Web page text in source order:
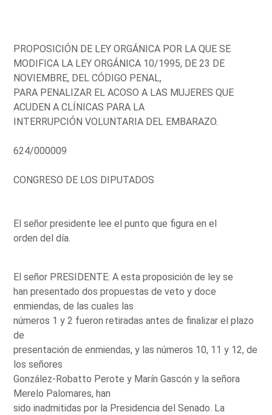
PROPOSICIÓN DE LEY ORGÁNICA POR LA QUE SE
MODIFICA LA LEY ORGÁNICA 10/1995, DE 23 DE
NOVIEMBRE, DEL CÓDIGO PENAL,
PARA PENALIZAR EL ACOSO A LAS MUJERES QUE
ACUDEN A CLÍNICAS PARA LA
INTERRUPCIÓN VOLUNTARIA DEL EMBARAZO.
624/000009
CONGRESO DE LOS DIPUTADOS
El señor presidente lee el punto que figura en el
orden del día.
El señor PRESIDENTE: A esta proposición de ley se
han presentado dos propuestas de veto y doce
enmiendas, de las cuales las
números 1 y 2 fueron retiradas antes de finalizar el plazo
de
presentación de enmiendas, y las números 10, 11 y 12, de
los señores
González-Robatto Perote y Marín Gascón y la señora
Merelo Palomares, han
sido inadmitidas por la Presidencia del Senado. La